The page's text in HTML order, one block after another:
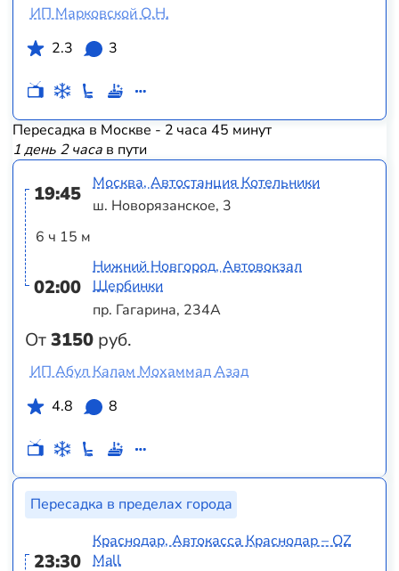
ИП Марковской О.Н.
2.3
3
Пересадка в Москве - 2 часа 45 минут
1 день 2 часав пути
19:45
6 ч 15 м
02:00
От3150 руб.
Москва, Автостанция Котельники
ш. Новорязанское, 3
Нижний Новгород, Автовокзал
Щербинки
пр. Гагарина, 234А
ИП Абул Калам Мохаммад Азад
4.8
8
Пересадка в пределах города
23:30
Краснодар, Автокасса Краснодар – OZ
Mall